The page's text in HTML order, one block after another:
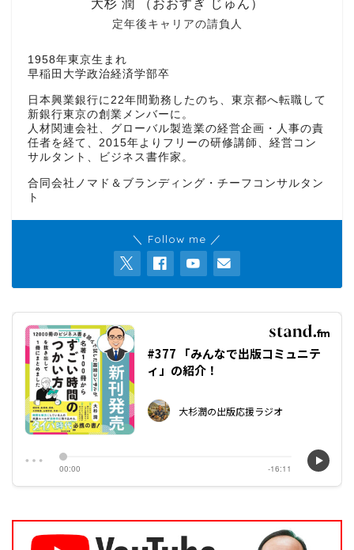
定年後キャリアの請負人
大杉 潤 （おおすぎ じゅん）
1958年東京生まれ
早稲田大学政治経済学部卒
日本興業銀行に22年間勤務したのち、東京都へ転職して
新銀行東京の創業メンバーに。
人材関連会社、グローバル製造業の経営企画・人事の責
任者を経て、2015年よりフリーの研修講師、経営コン
サルタント、ビジネス書作家。
合同会社ノマド＆ブランディング・チーフコンサルタン
ト
＼ Follow me ／